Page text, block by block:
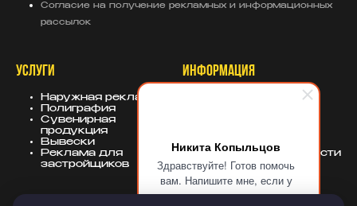
Никита Копыльцов
Здравствуйте! Готов помочь
вам. Напишите мне, если у
вас появятся вопросы.
Согласие на получение рекламных и информационных
рассылок
УСЛУГИ
Наружная реклама
Полиграфия
Сувенирная
продукция
Вывески
Реклама для
застройщиков
ИНФОРМАЦИЯ
Политика
конфиденциальности